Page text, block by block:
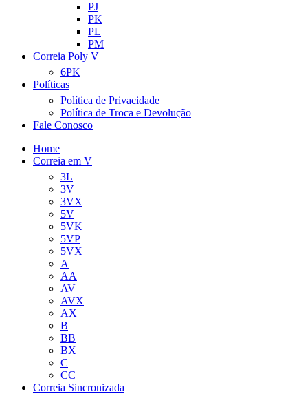
PJ
PK
PL
PM
Correia Poly V
6PK
Políticas
Política de Privacidade
Política de Troca e Devolução
Fale Conosco
Home
Correia em V
3L
3V
3VX
5V
5VK
5VP
5VX
A
AA
AV
AVX
AX
B
BB
BX
C
CC
Correia Sincronizada